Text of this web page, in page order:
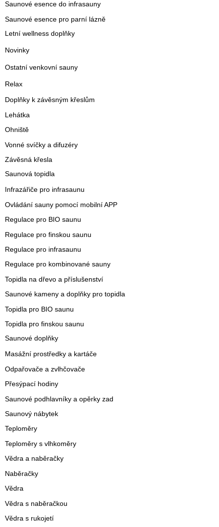
Saunové esence do infrasauny
Saunové esence pro parní lázně
Letní wellness doplňky
Novinky
Ostatní venkovní sauny
Relax
Doplňky k závěsným křeslům
Lehátka
Ohniště
Vonné svíčky a difuzéry
Závěsná křesla
Saunová topidla
Infrazářiče pro infrasaunu
Ovládání sauny pomocí mobilní APP
Regulace pro BIO saunu
Regulace pro finskou saunu
Regulace pro infrasaunu
Regulace pro kombinované sauny
Topidla na dřevo a příslušenství
Saunové kameny a doplňky pro topidla
Topidla pro BIO saunu
Topidla pro finskou saunu
Saunové doplňky
Masážní prostředky a kartáče
Odpařovače a zvlhčovače
Přesýpací hodiny
Saunové podhlavníky a opěrky zad
Saunový nábytek
Teploměry
Teploměry s vlhkoměry
Vědra a naběračky
Naběračky
Vědra
Vědra s naběračkou
Vědra s rukojetí